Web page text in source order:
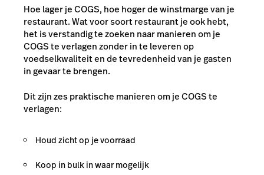
Hoe lager je COGS, hoe hoger de winstmarge van je
restaurant. Wat voor soort restaurant je ook hebt,
het is verstandig te zoeken naar manieren om je
COGS te verlagen zonder in te leveren op
voedselkwaliteit en de tevredenheid van je gasten
in gevaar te brengen.
Dit zijn zes praktische manieren om je COGS te
verlagen:
Houd zicht op je voorraad
Koop in bulk in waar mogelijk